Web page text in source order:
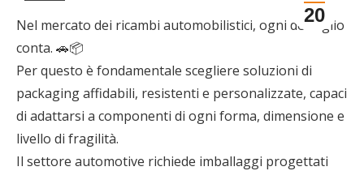
20
Nel mercato dei ricambi automobilistici, ogni dettaglio
conta. 🚗📦
Per questo è fondamentale scegliere soluzioni di
packaging affidabili, resistenti e personalizzate, capaci
di adattarsi a componenti di ogni forma, dimensione e
livello di fragilità.
Il settore automotive richiede imballaggi progettati